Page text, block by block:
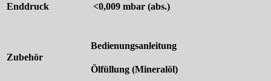
Enddruck <0,009 mbar (abs.)
Zubehör
Bedienungsanleitung
Ölfüllung (Mineralöl)